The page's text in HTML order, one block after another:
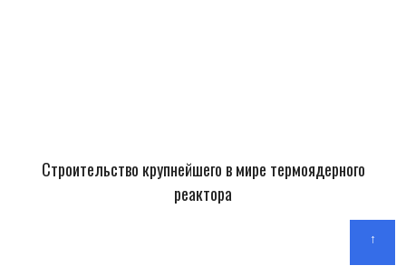
Строительство крупнейшего в мире термоядерного
реактора
↑